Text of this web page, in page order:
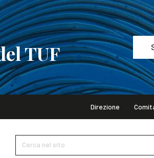
TUF
Direzione
Cerca nel sito